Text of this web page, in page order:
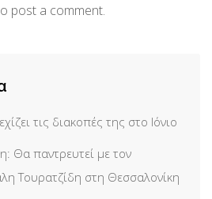
post a comment.
τις διακοπές της στο Ιόνιο
Θα παντρευτεί με τον
Τουρατζίδη στη Θεσσαλονίκη